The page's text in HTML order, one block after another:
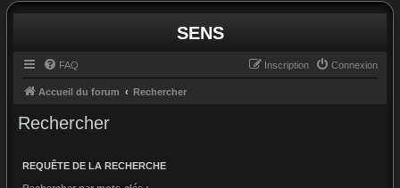
SENS
FAQ Connexion
Inscription
Accueil du forum Rechercher
Rechercher
REQUÊTE DE LA RECHERCHE